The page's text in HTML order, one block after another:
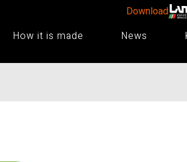
Download
How it is made News